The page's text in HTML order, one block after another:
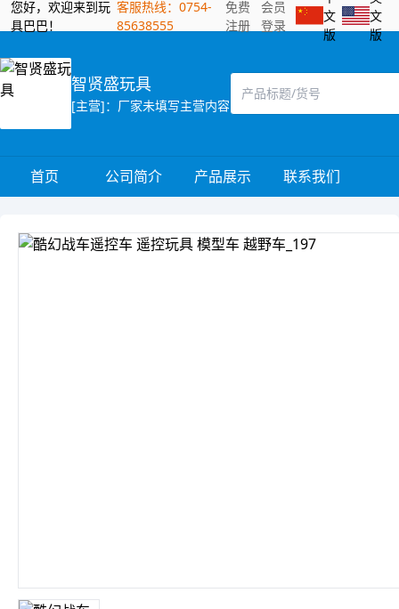
您好，欢迎来到玩
具巴巴！
客服热线：0754-
85638555
免费
注册
会员
登录
文
版
文
版
智贤盛玩具
[主营]：厂家未填写主营内容
首页 公司简介 产品展示 联系我们